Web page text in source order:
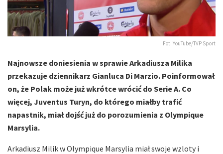
Fot. YouTube/TVP Sport
Najnowsze doniesienia w sprawie Arkadiusza Milika
przekazuje dziennikarz Gianluca Di Marzio. Poinformował
on, że Polak może już wkrótce wrócić do Serie A. Co
więcej, Juventus Turyn, do którego miałby trafić
napastnik, miał dojść już do porozumienia z Olympique
Marsylia.
Arkadiusz Milik w Olympique Marsylia miał swoje wzloty i